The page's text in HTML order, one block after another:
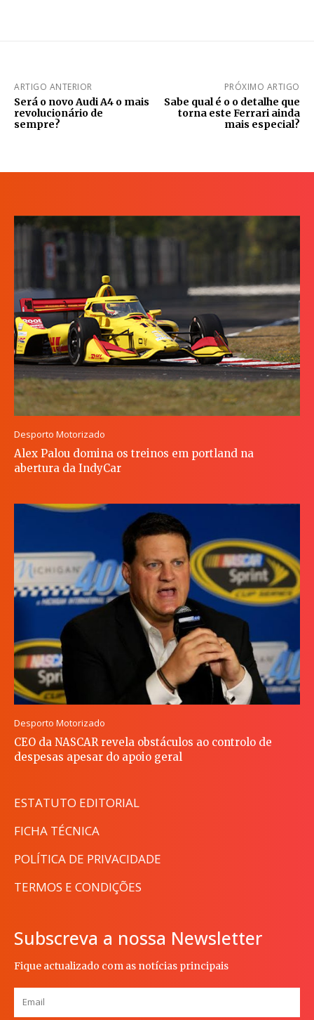
ARTIGO ANTERIOR
Será o novo Audi A4 o mais
revolucionário de
sempre?
PRÓXIMO ARTIGO
Sabe qual é o o detalhe que
torna este Ferrari ainda
mais especial?
Desporto Motorizado
Alex Palou domina os treinos em portland na
abertura da IndyCar
Desporto Motorizado
CEO da NASCAR revela obstáculos ao controlo de
despesas apesar do apoio geral
ESTATUTO EDITORIAL
FICHA TÉCNICA
POLÍTICA DE PRIVACIDADE
TERMOS E CONDIÇÕES
Subscreva a nossa Newsletter
Fique actualizado com as notícias principais